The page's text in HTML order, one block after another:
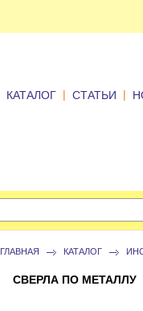
КАТАЛОГ | СТАТЬИ |
ГЛАВНАЯ КАТАЛОГ
СВЕРЛА ПО МЕТАЛЛУ